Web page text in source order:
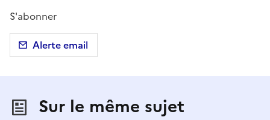
S'abonner
Alerte email
Sur le même sujet